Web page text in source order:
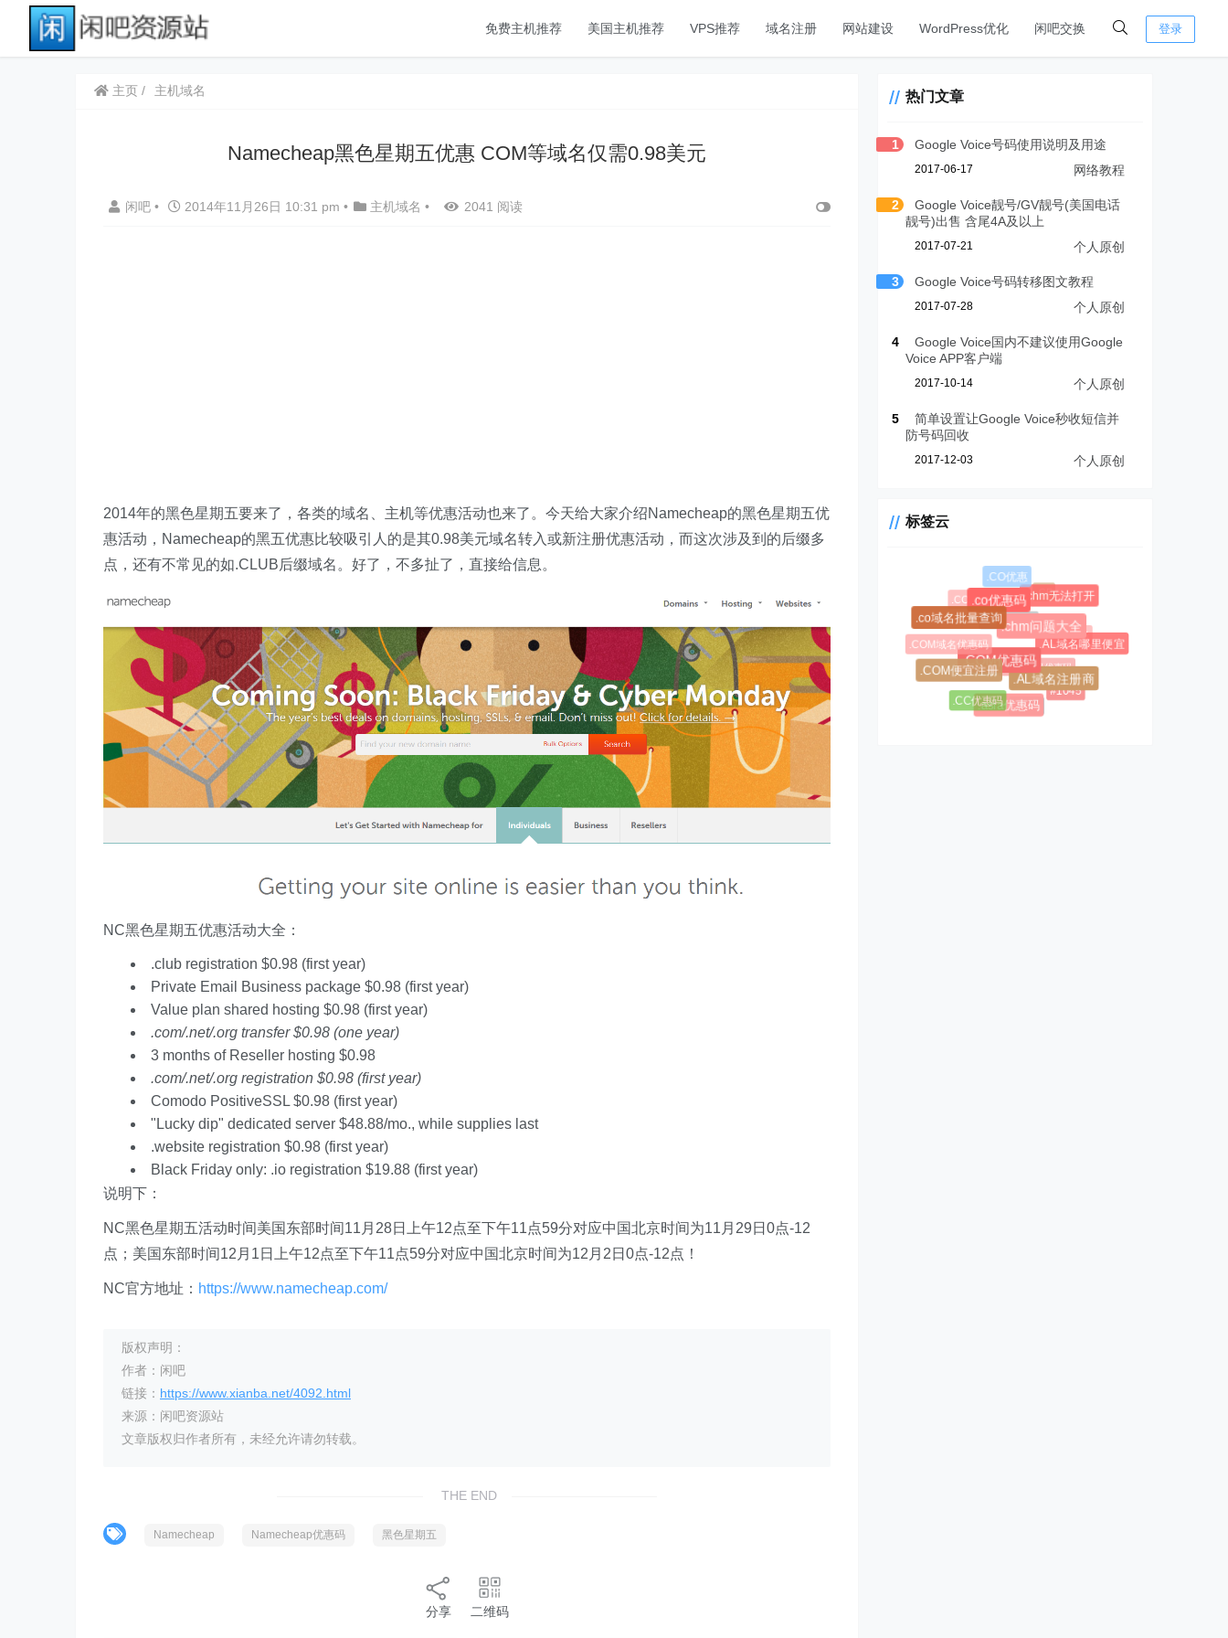
免费主机推荐 美国主机推荐 VPS推荐 域名注册 网站建设 WordPress优化 闲吧交换 登录
主页 主机域名
Namecheap黑色星期五优惠 COM等域名仅需0.98美元
闲吧 • 2014年11月26日 10:31 pm • 主机域名 • 2041 阅读
2014年的黑色星期五要来了，各类的域名、主机等优惠活动也来了。今天给大家介绍Namecheap的黑色星期五优
惠活动，Namecheap的黑五优惠比较吸引人的是其0.98美元域名转入或新注册优惠活动，而这次涉及到的后缀多
点，还有不常见的如.CLUB后缀域名。好了，不多扯了，直接给信息。
NC黑色星期五优惠活动大全：
.club registration $0.98 (first year)
Private Email Business package $0.98 (first year)
Value plan shared hosting $0.98 (first year)
.com/.net/.org transfer $0.98 (one year)
3 months of Reseller hosting $0.98
.com/.net/.org registration $0.98 (first year)
Comodo PositiveSSL $0.98 (first year)
"Lucky dip" dedicated server $48.88/mo., while supplies last
.website registration $0.98 (first year)
Black Friday only: .io registration $19.88 (first year)
说明下：
NC黑色星期五活动时间美国东部时间11月28日上午12点至下午11点59分对应中国北京时间为11月29日0点-12
点；美国东部时间12月1日上午12点至下午11点59分对应中国北京时间为12月2日0点-12点！
NC官方地址： https://www.namecheap.com/
版权声明：
作者：闲吧
链接： https://www.xianba.net/4092.html
来源：闲吧资源站
文章版权归作者所有，未经允许请勿转载。
THE END
Namecheap Namecheap优惠码 黑色星期五
分享 二维码
热门文章
1 Google Voice号码使用说明及用途
2017-06-17 网络教程
2
Google Voice靓号/GV靓号(美国电话
靓号)出售 含尾4A及以上
2017-07-21 个人原创
3 Google Voice号码转移图文教程
2017-07-28 个人原创
4
Google Voice国内不建议使用Google
Voice APP客户端
2017-10-14 个人原创
5
简单设置让Google Voice秒收短信并
防号码回收
2017-12-03 个人原创
标签云
#1045
#1146
$0.99超级优惠码
.AL域名
.AL域名哪里便宜
.AL域名注册商
.asia优惠码
.CC优惠码
.CC域名
.CC域名注册
.CF
.chm无法打开
.chm问题大全
.COM优惠码
.COM便宜注册
.COM域名优惠码
.COM新购
.CO优惠
.co优惠码
.co域名批量查询